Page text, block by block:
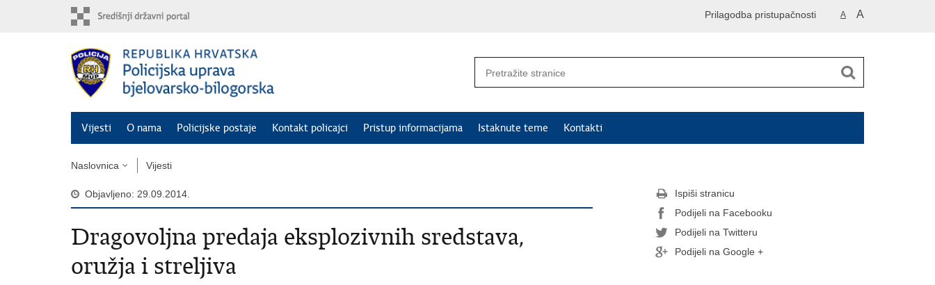
A A
Prilagodba pristupačnosti
Vijesti O nama Policijske postaje Kontakt policajci Pristup informacijama Istaknute teme Kontakti
Naslovnica Vijesti
Objavljeno: 29.09.2014.
Dragovoljna predaja eksplozivnih sredstava,
oružja i streljiva
Ispiši stranicu
Podijeli na Facebooku
Podijeli na Twitteru
Podijeli na Google +